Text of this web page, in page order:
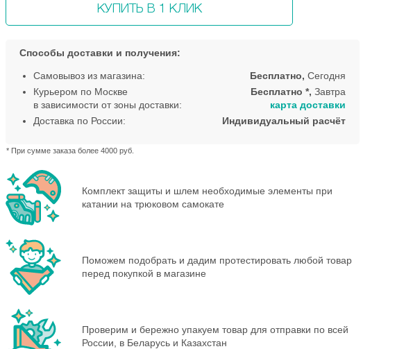
КУПИТЬ В 1 КЛИК
Способы доставки и получения:
Самовывоз из магазина: Бесплатно, Сегодня
Курьером по Москве
в зависимости от зоны доставки:
Бесплатно *, Завтра
* При сумме заказа более 4000 руб.
карта доставки
Доставка по России:
Индивидуальный расчёт
Комплект защиты и шлем необходимые элементы при
катании на трюковом самокате
Поможем подобрать и дадим протестировать любой товар
перед покупкой в магазине
Проверим и бережно упакуем товар для отправки по всей
России, в Беларусь и Казахстан